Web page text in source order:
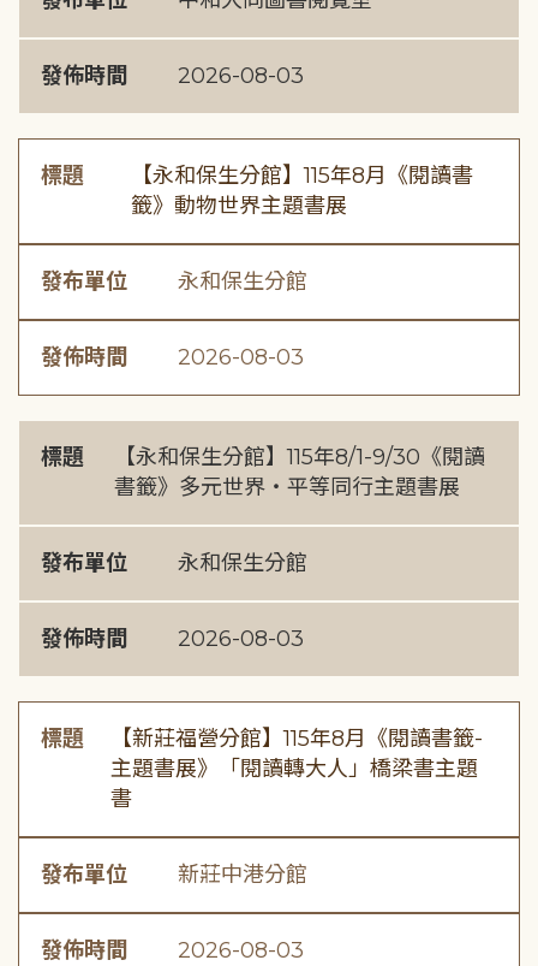
發佈時間 2026-08-03
標題
【永和保生分館】115年8月《閱讀書
籤》動物世界主題書展
發布單位 永和保生分館
發佈時間 2026-08-03
標題
【永和保生分館】115年8/1-9/30《閱讀
書籤》多元世界・平等同行主題書展
發布單位 永和保生分館
發佈時間 2026-08-03
標題
【新莊福營分館】115年8月《閱讀書籤-
主題書展》「閱讀轉大人」橋梁書主題
書
發布單位 新莊中港分館
發佈時間 2026-08-03